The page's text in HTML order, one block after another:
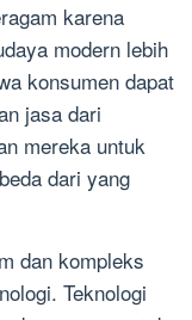
karena
modern lebih
konsumen dapat
jasa dari
mereka untuk
dari yang
dan kompleks
Teknologi